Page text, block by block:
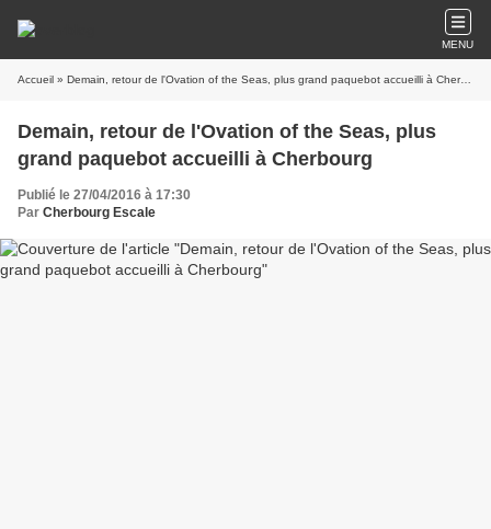
MENU
Accueil » Demain, retour de l'Ovation of the Seas, plus grand paquebot accueilli à Cherbourg
Demain, retour de l'Ovation of the Seas, plus
grand paquebot accueilli à Cherbourg
Publié le 27/04/2016 à 17:30
Par Cherbourg Escale